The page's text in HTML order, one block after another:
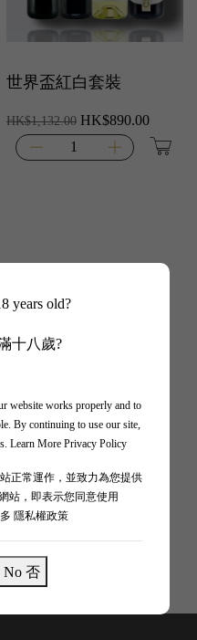
years old?
十八歲?
website works properly and to
By continuing to use our site,
Learn More Privacy Policy
正常運作，並致力為您提供
站，即表示您同意使用
隱私權政策
No 否
世界盃紅白套裝
HK$1,132.00 HK$890.00
>